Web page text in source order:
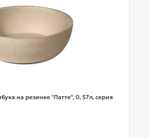
на резинке "Латте", 0, 57л, серия